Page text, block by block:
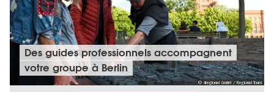
© 4regional GmbH / Regional Tours
Des guides professionnels accompagnent
votre groupe à Berlin